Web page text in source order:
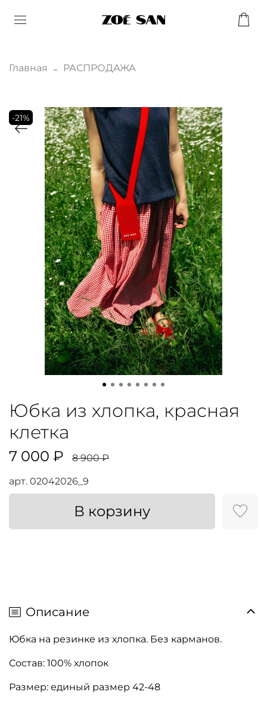
Главная РАСПРОДАЖА
-21%
арт. 02042026_9
Юбка из хлопка, красная
клетка
7 000 ₽ 8 900 ₽
В корзину
Описание
Юбка на резинке из хлопка. Без карманов.
Состав: 100% хлопок
Размер: единый размер 42-48